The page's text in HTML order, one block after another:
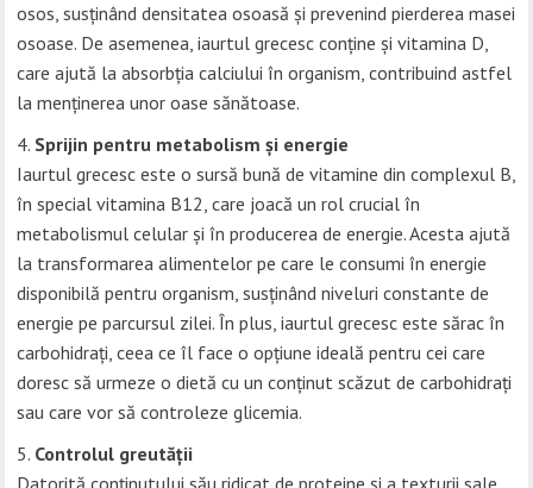
osos, susținând densitatea osoasă și prevenind pierderea masei
osoase. De asemenea, iaurtul grecesc conține și vitamina D,
care ajută la absorbția calciului în organism, contribuind astfel
la menținerea unor oase sănătoase.
Sprijin pentru metabolism și energie
Iaurtul grecesc este o sursă bună de vitamine din complexul B,
în special vitamina B12, care joacă un rol crucial în
metabolismul celular și în producerea de energie. Acesta ajută
la transformarea alimentelor pe care le consumi în energie
disponibilă pentru organism, susținând niveluri constante de
energie pe parcursul zilei. În plus, iaurtul grecesc este sărac în
carbohidrați, ceea ce îl face o opțiune ideală pentru cei care
doresc să urmeze o dietă cu un conținut scăzut de carbohidrați
sau care vor să controleze glicemia.
Controlul greutății